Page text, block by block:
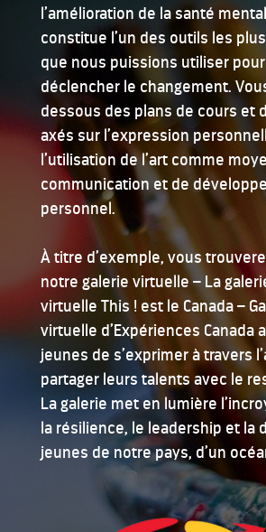
l’amélioration de la santé
constitue l’un des outils les
que nous puissions utiliser
déclencher le changement.
dessous des plans de cours et
axés sur l’expression
l’utilisation de l’art comme
communication et de
personnel.
À titre d’exemple, vous
notre galerie virtuelle – La
virtuelle This ! est le Canada –
virtuelle d’Expériences Canada
jeunes de s’exprimer à travers
partager leurs talents avec le
La galerie met en lumière
la résilience, le leadership et la
jeunes de notre pays, d’un